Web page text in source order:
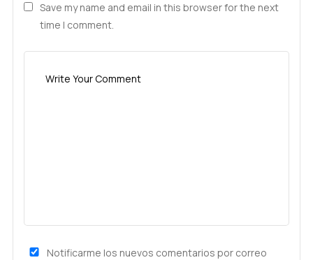
Save my name and email in this browser for the next
time I comment.
Notificarme los nuevos comentarios por correo